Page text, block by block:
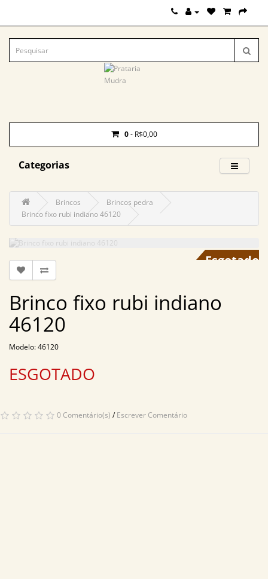
0- R$0,00
Categorias
Brincos
Brincos pedra
Brinco fixo rubi indiano 46120
Brinco fixo rubi indiano
46120
Modelo: 46120
ESGOTADO
0 Comentário(s) /Escrever Comentário